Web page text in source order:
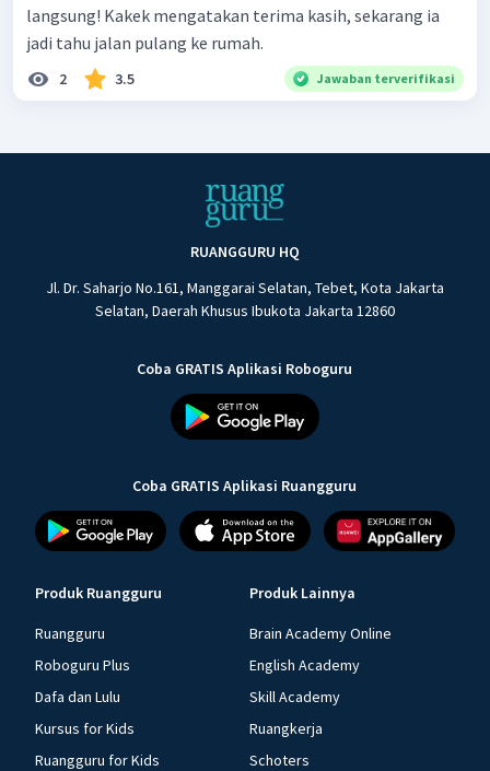
langsung! Kakek mengatakan terima kasih, sekarang ia
jadi tahu jalan pulang ke rumah.
2 3.5 Jawaban terverifikasi
RUANGGURU HQ
Jl. Dr. Saharjo No.161, Manggarai Selatan, Tebet, Kota Jakarta
Selatan, Daerah Khusus Ibukota Jakarta 12860
Coba GRATIS Aplikasi Roboguru
Coba GRATIS Aplikasi Ruangguru
Produk Ruangguru
Ruangguru
Roboguru Plus
Dafa dan Lulu
Kursus for Kids
Ruangguru for Kids
Produk Lainnya
Brain Academy Online
English Academy
Skill Academy
Ruangkerja
Schoters